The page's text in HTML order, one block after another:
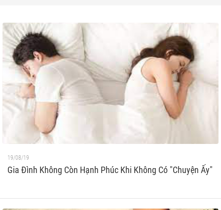
19/08/19
Gia Đình Không Còn Hạnh Phúc Khi Không Có "Chuyện Ấy"